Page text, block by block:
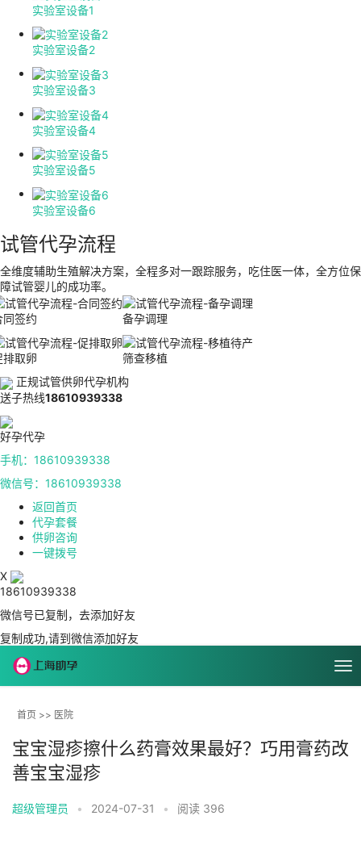
实验室设备1
实验室设备2
实验室设备3
实验室设备4
实验室设备5
实验室设备6
试管代孕流程
全维度辅助生殖解决方案，全程多对一跟踪服务，吃住医一体，全方位保
障试管婴儿的成功率。
同签约 备孕调理
排取卵
筛查移植
正规试管供卵代孕机构
送子热线18610939338
好孕代孕
手机：18610939338
微信号：18610939338
返回首页
代孕套餐
供卵咨询
一键拨号
X
18610939338
微信号已复制，去添加好友
复制成功,请到微信添加好友
首页 >> 医院
宝宝湿疹擦什么药膏效果最好？巧用膏药改
善宝宝湿疹
超级管理员 • 2024-07-31 • 阅读 396